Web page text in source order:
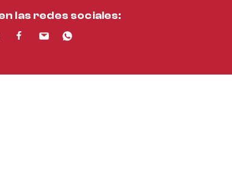
las redes sociales: